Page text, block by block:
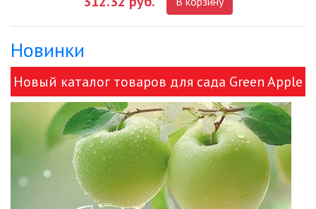
ДЕКОРАТИВНЫЕ СВЕТИЛЬНИКИ
ИЗОЛЯЦИОННАЯ ЛЕНТА
ИНФРАКРАСНЫЕ ЛАМПЫ
ИСТОЧНИКИ СВЕТА
КАБЕЛЕНЕСУЩИЕ СИСТЕМЫ
Новинки
Новый каталог товаров для сада Green Apple
и ЭРА!